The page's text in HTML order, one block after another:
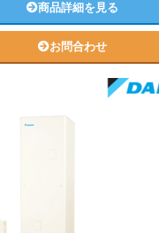
商品詳細を見る
お問合わせ